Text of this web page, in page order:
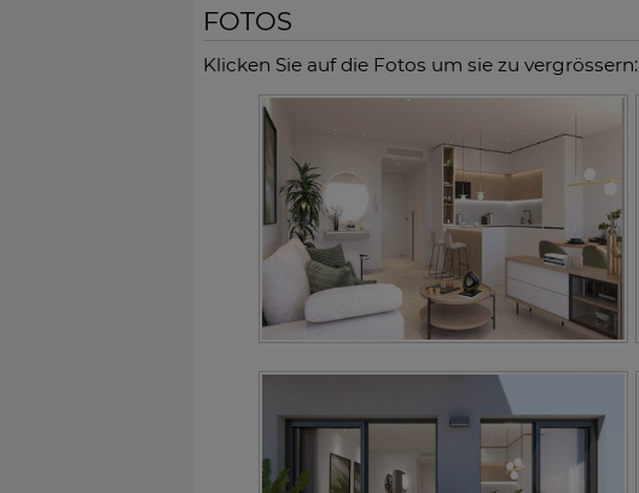
FOTOS
Klicken Sie auf die Fotos um sie zu vergrössern: